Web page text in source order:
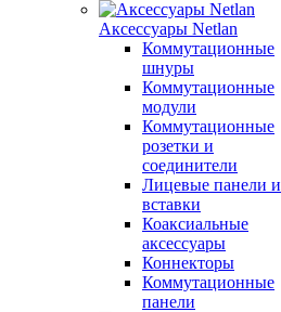
Аксессуары Netlan
Коммутационные
шнуры
Коммутационные
модули
Коммутационные
розетки и
соединители
Лицевые панели и
вставки
Коаксиальные
аксессуары
Коннекторы
Коммутационные
панели